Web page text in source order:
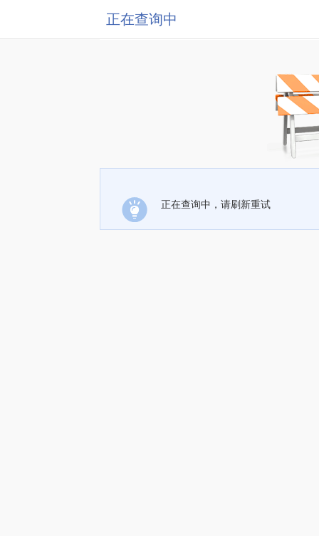
正在查询中
正在查询中，请刷新重试